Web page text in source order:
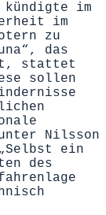
kündigte im
im
zu
“, das
stattet
sollen
Nilsson
ein
des